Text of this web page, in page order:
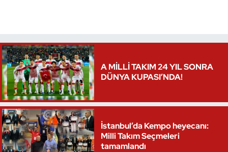
A MİLLİ TAKIM 24 YIL SONRA
DÜNYA KUPASI’NDA!
İstanbul’da Kempo heyecanı:
Milli Takım Seçmeleri
tamamlandı